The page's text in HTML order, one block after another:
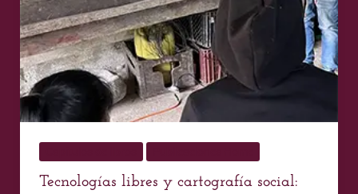
Tecnologías libres y cartografía social:
experiencias
y
soberanía
territorial.